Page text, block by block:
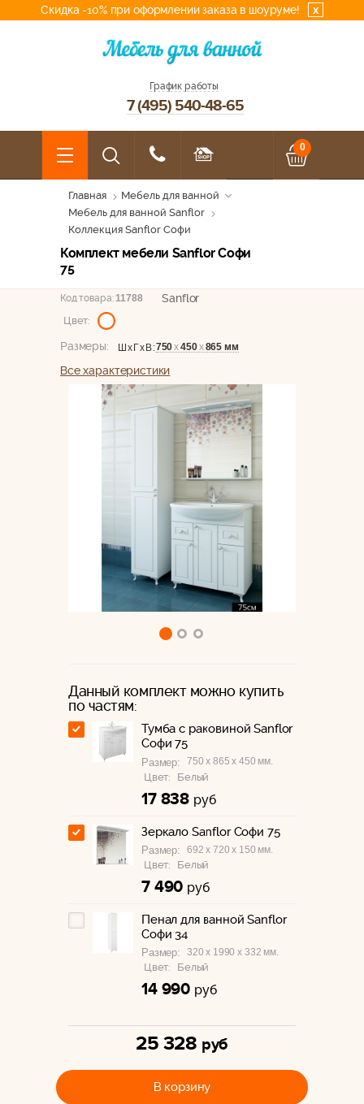
Скидка -10% при оформлении заказа в шоуруме! x
График работы
7 (495) 540-48-65
0
Главная
Мебель для ванной
Мебель для ванной Sanflor
Коллекция Sanflor Софи
Комплект мебели Sanflor Софи
75
Код товара: 11788 Sanflor
Цвет:
Размеры: ШхГхВ:750х450х865 мм
Все характеристики
Данный комплект можно купить
по частям:
Тумба с раковиной Sanflor
Софи 75
Размер: 750 x 865 x 450 мм.
Цвет: Белый
17 838 руб
Зеркало Sanflor Софи 75
Размер: 692 x 720 x 150 мм.
Цвет: Белый
7 490 руб
Пенал для ванной Sanflor
Софи 34
Размер: 320 x 1990 x 332 мм.
Цвет: Белый
14 990 руб
25 328 руб
В корзину